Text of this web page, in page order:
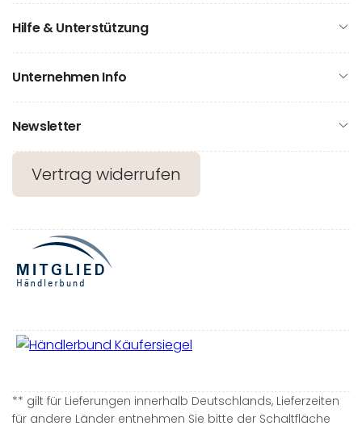
Hilfe & Unterstützung
Unternehmen Info
Newsletter
Vertrag widerrufen
** gilt für Lieferungen innerhalb Deutschlands, Lieferzeiten
für andere Länder entnehmen Sie bitte der Schaltfläche